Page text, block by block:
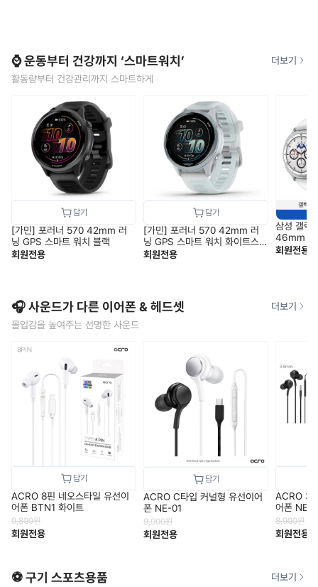
⌚ 운동부터 건강까지 ‘스마트워치’
활동량부터 건강관리까지 스마트하게
더보기
[가민] 포러너 570 42mm 러
닝 GPS 스마트 워치 블랙
회원전용
[가민] 포러너 570 42mm 러
닝 GPS 스마트 워치 화이트스
톤
회원전용
삼성 갤럭
46mm 블
1) SM-
회원전용
🎧 사운드가 다른 이어폰 & 헤드셋
몰입감을 높여주는 선명한 사운드
더보기
ACRO 8핀 네오스타일 유선이
어폰 BTN1 화이트
9,800원
회원전용
ACRO C타입 커널형 유선이어
폰 NE-01
9,900원
회원전용
ACRO
어폰 NE-
8,900원
회원전용
⚽ 구기 스포츠용품 더보기